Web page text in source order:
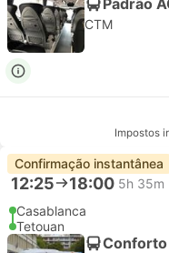
CTM
Impostos
Confirmação instantânea
12:25 18:00 5h 35m
Casablanca
Tetouan